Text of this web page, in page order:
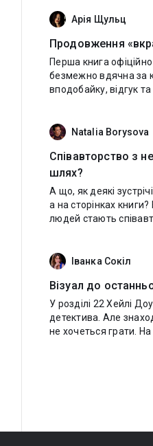
Арія Щульц
Продовження
Перша книга офіційно
безмежно вдячна за
вподобайку, відгук
«Вкрадений
Natalia Borysova
Співавторство з
шлях?
А що, як деякі
а на сторінках
людей стають
Іванка Сокіл
Візуал до
У розділі 22 Хейлі
детектива. Але
не хочеться грати. На